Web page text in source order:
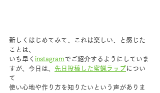
新しくはじめてみて、これは楽しい、と感じた
ことは、
いち早く instagramでご紹介するようにしていま
すが、今日は、 先日投稿した蜜蝋ラップについ
て
使い心地や作り方を知りたいという声がありま